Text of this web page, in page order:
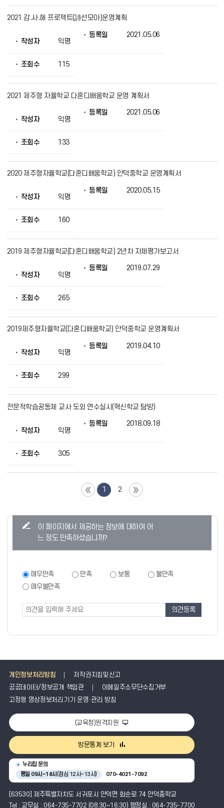
2021 감.사.해 프로젝트(詩선모아)운영계획
작성자 익명
등록일 2021.05.06
조회수 115
2021 제주형 자율학교 다혼디배움학교 운영 계획서
작성자 익명
등록일 2021.05.06
조회수 133
2020 제주형자율학교(다혼디배움학교) 안덕중학교 운영계획서
작성자 익명
등록일 2020.05.15
조회수 160
2019 제주형자율학교(다혼디배움학교) 2년차 자체평가보고서
작성자 익명
등록일 2019.07.29
조회수 265
2019제주형자율학교(다혼디배움학교) 안덕중학교 운영계획서
작성자 익명
등록일 2019.04.10
조회수 299
전문적학습공동체 교사 도외 연수실시(혁신학교 탐방)
작성자 익명
등록일 2018.09.18
조회수 305
1 2
이 페이지에서 제공하는 정보에 대하여 어
느 정도 만족하셨습니까?
만
족
조
사
매우만족 만족 보통
불만족
매우불만족
개인정보처리방침
저작권지침및신고
공공데이터/정보공개 책임관
이메일주소무단수집거부
고정형 영상정보처리기기 운영·관리 방침
(교육청)원격지원
방문통계 보기
누리집 문의
평일 09시~18시 (점심 12시~13시) 070-4021-7092
[63530] 제주특별자치도 서귀포시 안덕면 화순로 74 안덕중학교
Tel : 교무실 : 064-735-7702 (08:30~16:30) 행정실 : 064-735-7700